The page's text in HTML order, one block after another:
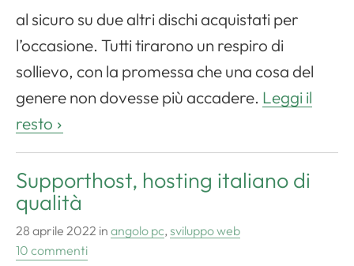
al sicuro su due altri dischi acquistati per
l’occasione. Tutti tirarono un respiro di
sollievo, con la promessa che una cosa del
genere non dovesse più accadere. Leggi il
resto
Supporthost, hosting italiano di
qualità
28 aprile 2022 in angolo pc, sviluppo web
10 commenti